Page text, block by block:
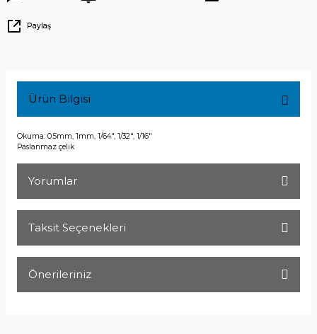
Paylaş
Ürün Bilgisi
Okuma: 0.5mm, 1mm, 1/64", 1/32", 1/16"
Paslanmaz çelik
Yorumlar
Taksit Seçenekleri
Önerileriniz